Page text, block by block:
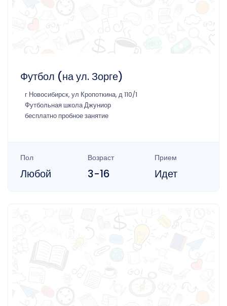
Футбол (на ул. Зорге)
г Новосибирск, ул Кропоткина, д 110/1
Футбольная школа Джуниор
бесплатно пробное занятие
Пол
Любой
Возраст
3-16
Прием
Идет